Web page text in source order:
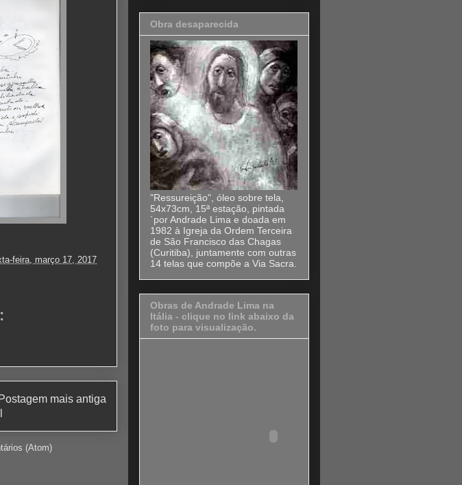
feira, março 17, 2017
Postagem mais antiga
(Atom)
Obra desaparecida
"Ressureição", óleo sobre tela,
54x73cm, 15ª estação, pintada
´por Andrade Lima e doada em
1982 à Igreja da Ordem Terceira
de São Francisco das Chagas
(Curitiba), juntamente com outras
14 telas que compõe a Via Sacra.
Obras de Andrade Lima na
Itália - clique no link abaixo da
foto para visualização.